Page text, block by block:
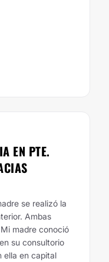
EN PTE.
se realizó la
Ambas
madre conoció
su consultorio
ella en capital